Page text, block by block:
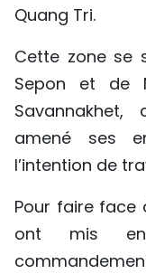
Quang Tri.
Cette zone se
Sepon et de
amené ses
l’intention de
Pour faire face
ont mis